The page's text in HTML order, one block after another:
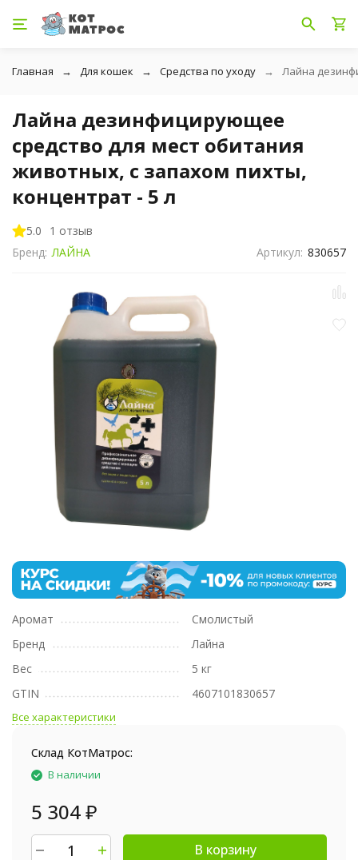
Главная Для кошек Средства по уходу Лайна
Лайна дезинфицирующее
средство для мест обитания
животных, с запахом пихты,
концентрат - 5 л
5.0
1 отзыв
Бренд: ЛАЙНА Артикул: 830657
Аромат
Смолистый
Бренд
Лайна
Вес
5 кг
GTIN
4607101830657
Все характеристики
Склад КотМатрос:
В наличии
5 304₽
В корзину